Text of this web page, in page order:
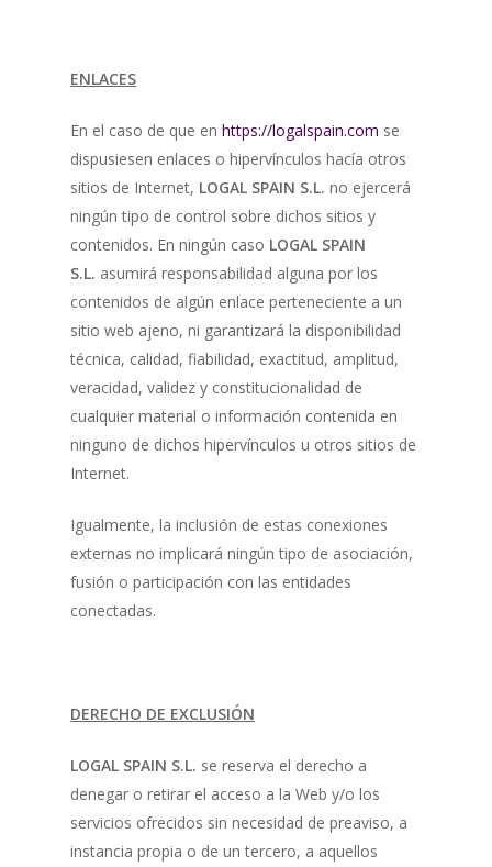
ENLACES
En el caso de que enhttps://logalspain.com se
dispusiesen enlaces o hipervínculos hacía otros
sitios de Internet, LOGAL SPAIN S.L.no ejercerá
ningún tipo de control sobre dichos sitios y
contenidos. En ningún caso LOGAL SPAIN
S.L. asumirá responsabilidad alguna por los
contenidos de algún enlace perteneciente a un
sitio web ajeno, ni garantizará la disponibilidad
técnica, calidad, fiabilidad, exactitud, amplitud,
veracidad, validez y constitucionalidad de
cualquier material o información contenida en
ninguno de dichos hipervínculos u otros sitios de
Internet.
Igualmente, la inclusión de estas conexiones
externas no implicará ningún tipo de asociación,
fusión o participación con las entidades
conectadas.
DERECHO DE EXCLUSIÓN
LOGAL SPAIN S.L. se reserva el derecho a
denegar o retirar el acceso a la Web y/o los
servicios ofrecidos sin necesidad de preaviso, a
instancia propia o de un tercero, a aquellos